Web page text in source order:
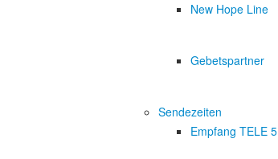
New Hope Line
Gebetspartner
Sendezeiten
Empfang TELE 5